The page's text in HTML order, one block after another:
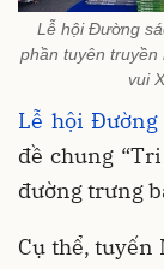
Lễ hội Đường
phần tuyên
vui
Lễ hội Đường
đề chung
đường trưng
Cụ thể, tuyến